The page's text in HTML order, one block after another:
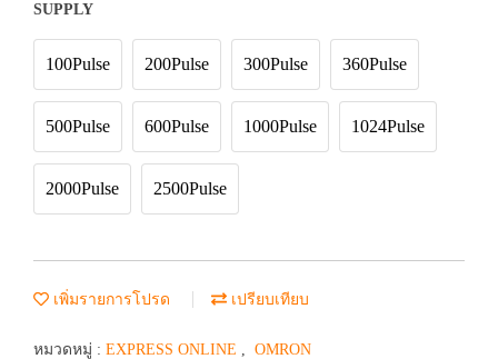
SUPPLY
100Pulse 200Pulse 300Pulse 360Pulse
500Pulse 600Pulse 1000Pulse 1024Pulse
2000Pulse 2500Pulse
เพิ่มรายการโปรด เปรียบเทียบ
หมวดหมู่ : EXPRESS ONLINE , OMRON